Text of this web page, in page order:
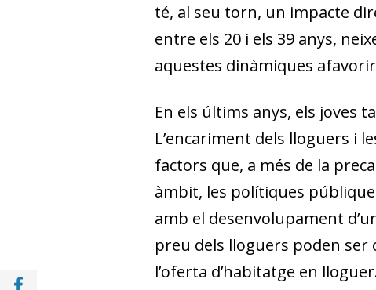
Compartir a Facebook (opens in a new
té, al seu torn, un impacte
entre els 20 i els 39 anys,
aquestes dinàmiques
En els últims anys, els joves
L’encariment dels lloguers i
factors que, a més de la
àmbit, les polítiques
amb el desenvolupament
preu dels lloguers poden
l’oferta d’habitatge en